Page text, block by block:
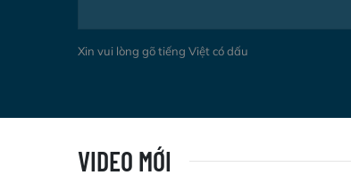
Xin vui lòng gõ tiếng Việt có dấu
VIDEO MỚI